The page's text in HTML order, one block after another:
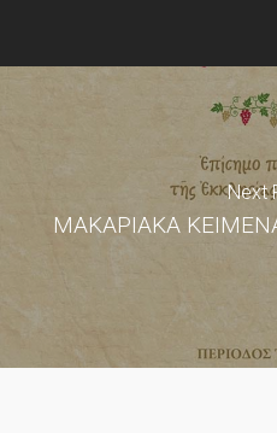
Next
ΜΑΚΑΡΙΑΚΑ